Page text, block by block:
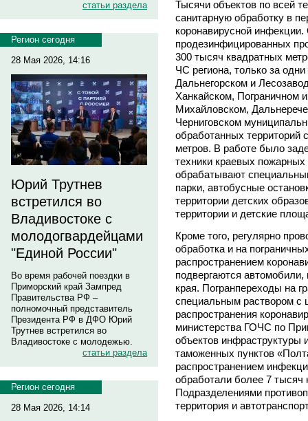
статьи раздела
Регион сегодня
28 Мая 2026, 14:16
Юрий Трутнев
встретился во
Владивостоке с
молодогвардейцами
"Единой России"
Во время рабочей поездки в
Приморский край Зампред
Правительства РФ –
полномочный представитель
Президента РФ в ДФО Юрий
Трутнев встретился во
Владивостоке с молодежью.
статьи раздела
Регион сегодня
28 Мая 2026, 14:14
Тысячи объектов по всей
санитарную обработку в
коронавирусной
продезинфицированных
300 тысяч квадратных
ЧС региона, только за
Дальнегорском и
Ханкайском, Пограничном
Михайловском,
Черниговском
обработанных территорий
метров. В работе было
техники краевых
обрабатывают
парки, автобусные
территории детских
территории и детские
Кроме того, регулярно
обработка и на
распространением
подвергаются
края. Погранпереходы на
специальным раствором с
распространения
министерства ГОЧС по
объектов инфраструктуры
таможенных пунктов
распространением
обработали более 7
Подразделениями
территория и